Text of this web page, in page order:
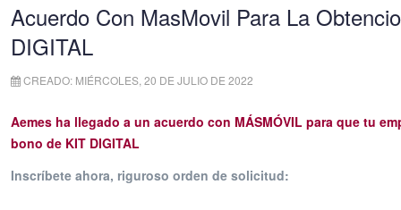
Acuerdo Con MasMovil Para La
DIGITAL
CREADO: MIÉRCOLES, 20 DE JULIO DE 2022
Aemes ha llegado a un acuerdo con MÁSMÓVIL para que tu
bono de KIT DIGITAL
Inscríbete ahora, riguroso orden de solicitud: